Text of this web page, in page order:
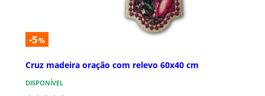
-5%
Cruz madeira oração com relevo 60x40 cm
DISPONÍVEL